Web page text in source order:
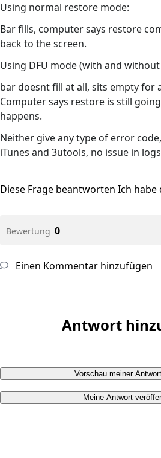
Using normal restore mode:
Bar fills, computer says restore
back to the screen.
Using DFU mode (with and
bar doesnt fill at all, sits empty for
Computer says restore is still
happens.
Neither give any type of error
iTunes and 3utools, no issue in
Diese Frage beantworten Ich habe
Bewertung 0
Einen Kommentar hinzufügen
Antwort
Vorschau meiner
Meine Antwort